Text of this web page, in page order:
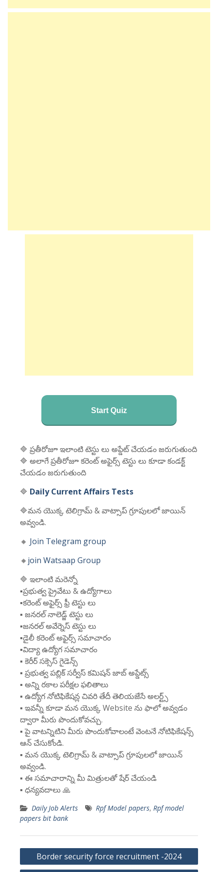
Start Quiz
🔷 ప్రతీరోజూ ఇలాంటి టెస్టు లు అప్డేట్ చేయడం జరుగుతుంది
🔷 అలాగే ప్రతీరోజూ కరెంట్ అఫైర్స్ టెస్టు లు కూడా కండక్ట్
చేయడం జరుగుతుంది
🔷 Daily Current Affairs Tests
🔷మన యొక్క టెలిగ్రామ్ & వాట్సాప్ గ్రూపులలో జాయిన్
అవ్వండి.
🔸 Join Telegram group
🔸 join Watsaap Group
🔷 ఇలాంటి మరెన్నో
▪️ప్రభుత్వ ప్రైవేటు & ఉద్యోగాలు
▪️కరెంట్ అఫైర్స్ ఫ్రీ టెస్టు లు
▪️ జనరల్ నాలెడ్జ్ టెస్టు లు
▪️జనరల్ అవేర్నెస్ టెస్టు లు
▪️డైలీ కరెంట్ అఫైర్స్ సమాచారం
▪️విద్యా ఉద్యోగ సమాచారం
▪️ కెరీర్ సక్సెస్ గైడెన్స్
▪️ ప్రభుత్వ పబ్లిక్ సర్వీస్ కమిషన్ జాబ్ అప్డేట్స్
▪️ అన్ని రకాల పరీక్షల ఫలితాలు
▪️ ఉద్యోగ నోటిఫికేషన్ల చివరి తేదీ తెలియజేసే అలర్ట్స్
▪️ ఇవన్నీ కూడా మన యొక్క Website ను ఫాలో అవ్వడం
ద్వారా మీరు పొందుకోవచ్చు.
▪️ పై వాటన్నిటిని మీరు పొందుకోవాలంటే వెంటనే నోటిఫికేషన్స్
ఆన్ చేసుకోండి.
▪️ మన యొక్క టెలిగ్రామ్ & వాట్సాప్ గ్రూపులలో జాయిన్
అవ్వండి.
▪️ ఈ సమాచారాన్ని మీ మిత్రులతో షేర్ చేయండి
▪️ ధన్యవదాలు 🙏
Daily Job Alerts Rpf Model papers, Rpf model
papers bit bank
Post
navigation
Border security force recruitment -2024